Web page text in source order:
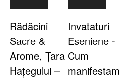
Rădăcini
Sacre &
Arome, Țara
Hațegului –
Invataturi
Eseniene -
Cum
manifestam